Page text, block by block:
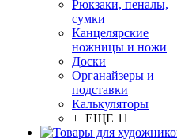
Рюкзаки, пеналы,
сумки
Канцелярские
ножницы и ножи
Доски
Органайзеры и
подставки
Калькуляторы
+ ЕЩЕ 11